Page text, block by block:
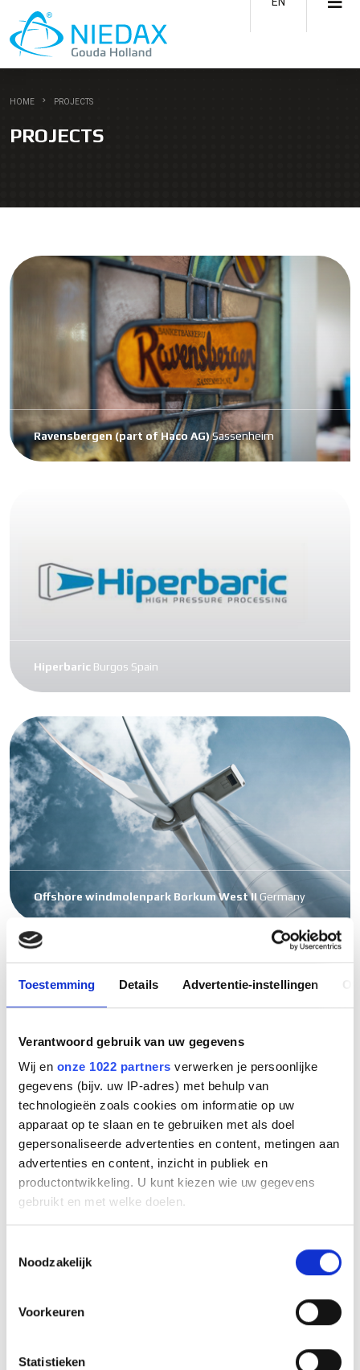
Toestemming Details Advertentie-instellingen
Verantwoord gebruik van uw gegevens
Wij en onze 1022 partners verwerken je persoonlijke
gegevens (bijv. uw IP-adres) met behulp van
technologieën zoals cookies om informatie op uw
apparaat op te slaan en te gebruiken met als doel
gepersonaliseerde advertenties en content, metingen aan
advertenties en content, inzicht in publiek en
productontwikkeling. U kunt kiezen wie uw gegevens
gebruikt en met welke doelen.
Informatie verzamelen over uw geografische locatie,
Uw apparaat identificeren door het actief te scannen
op specifieke eigenschappen (fingerprinting)
verwerkt en stel uw voorkeuren in het
detailgedeelte in.
Noodzakelijk
Voorkeuren
Statistieken
HOME PROJECTS
PROJECTS
Ravensbergen (part of Haco AG)Sassenheim
Hiperbaric Burgos Spain
Offshore windmolenpark Borkum West II Germany
Curious about what Gouda
Holland can do for you?
Contact
Offshore wind farm Meerwind Ost